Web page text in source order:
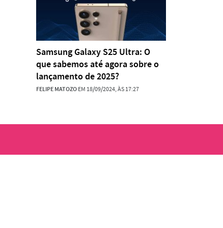
Samsung Galaxy S25 Ultra: O
que sabemos até agora sobre o
lançamento de 2025?
FELIPE MATOZOEM 18/09/2024, ÀS 17:27